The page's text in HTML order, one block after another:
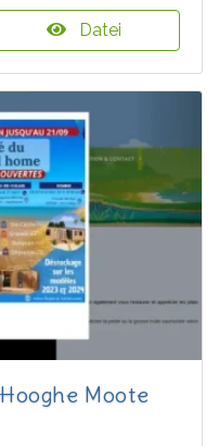
Datei
Moote